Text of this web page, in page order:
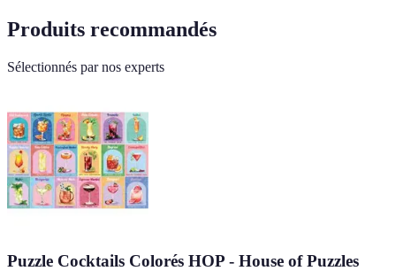
Produits recommandés
Sélectionnés par nos experts
Puzzle Cocktails Colorés HOP - House of Puzzles